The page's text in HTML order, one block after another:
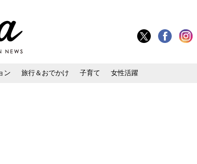
ン 旅行＆おでかけ 子育て 女性活躍